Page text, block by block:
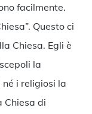
facilmente.
Questo ci
Chiesa. Egli è
la
né i religiosi la
Chiesa di